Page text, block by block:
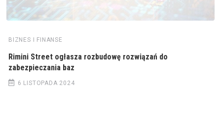
BIZNES I FINANSE
Rimini Street ogłasza rozbudowę rozwiązań do
zabezpieczania baz
6 LISTOPADA 2024